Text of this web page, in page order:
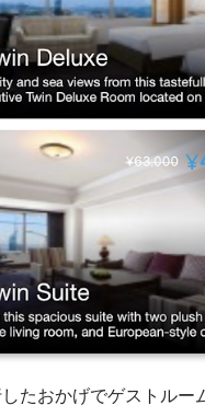
たおかげでゲストルー